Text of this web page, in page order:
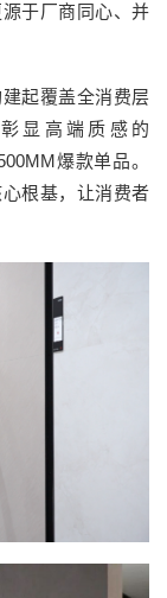
于厂商同心、并
起覆盖全消费层
显高端质感的
爆款单品。
根基，让消费者